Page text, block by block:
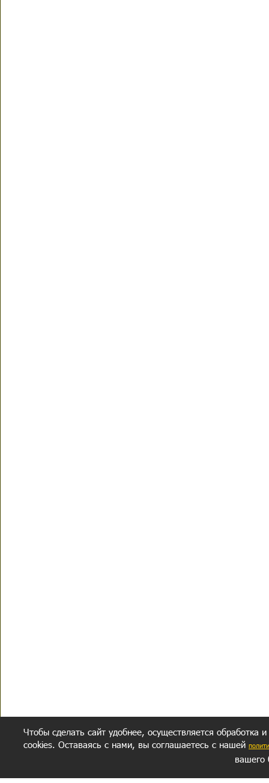
Чтобы сделать сайт удобнее, осуществляется обработка
cookies. Оставаясь с нами, вы соглашаетесь с нашей
вашего